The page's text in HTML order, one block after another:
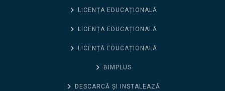
LICENȚA EDUCAȚIONALĂ
LICENȚA EDUCAȚIONALĂ
LICENȚĂ EDUCAȚIONALĂ
BIMPLUS
DESCARCĂ ȘI INSTALEAZĂ